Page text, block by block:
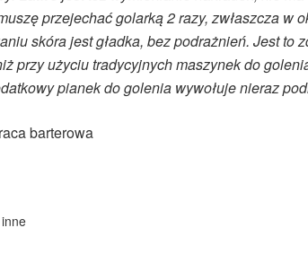
przejechać golarką 2 razy, zwłaszcza w
skóra jest gładka, bez podrażnień. Jest to
przy użyciu tradycyjnych maszynek do
pianek do golenia wywołuje nieraz
barterowa
inne